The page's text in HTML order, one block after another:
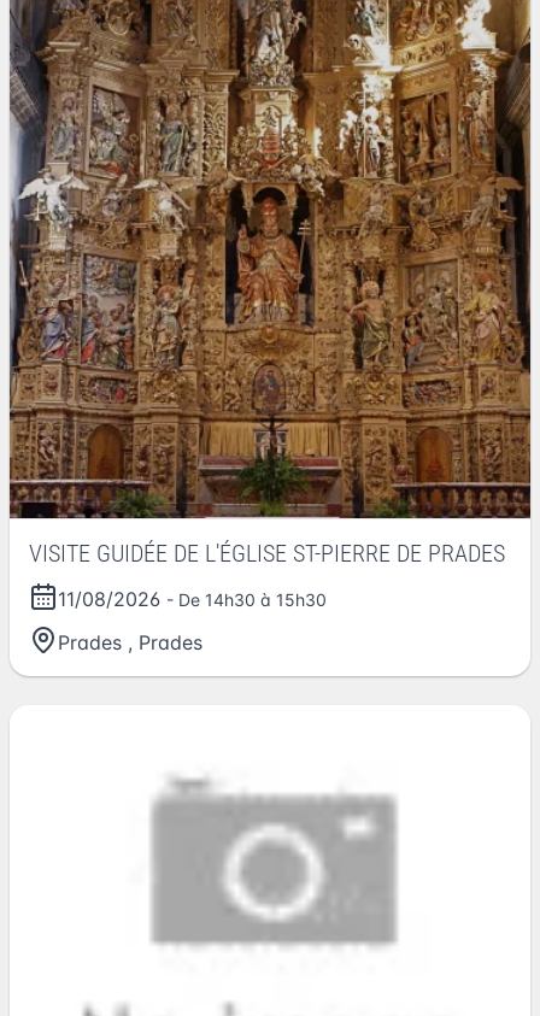
VISITE GUIDÉE DE L'ÉGLISE ST-PIERRE DE PRADES
11/08/2026 - De 14h30 à 15h30
Prades , Prades